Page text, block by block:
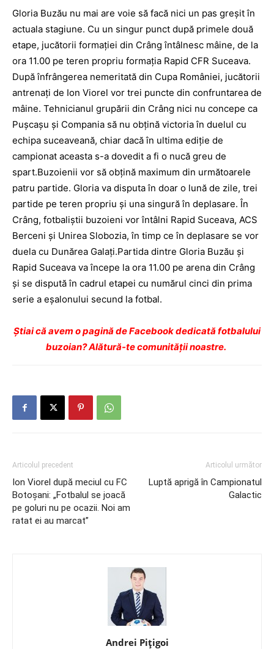
Gloria Buzău nu mai are voie să facă nici un pas greşit în
actuala stagiune. Cu un singur punct după primele două
etape, jucătorii formaţiei din Crâng întâlnesc mâine, de la
ora 11.00 pe teren propriu formaţia Rapid CFR Suceava.
După înfrângerea nemeritată din Cupa României, jucătorii
antrenaţi de Ion Viorel vor trei puncte din confruntarea de
mâine. Tehnicianul grupării din Crâng nici nu concepe ca
Puşcaşu şi Compania să nu obţină victoria în duelul cu
echipa suceaveană, chiar dacă în ultima ediţie de
campionat aceasta s-a dovedit a fi o nucă greu de
spart.Buzoienii vor să obţină maximum din următoarele
patru partide. Gloria va disputa în doar o lună de zile, trei
partide pe teren propriu şi una singură în deplasare. În
Crâng, fotbaliştii buzoieni vor întâlni Rapid Suceava, ACS
Berceni şi Unirea Slobozia, în timp ce în deplasare se vor
duela cu Dunărea Galaţi.Partida dintre Gloria Buzău şi
Rapid Suceava va începe la ora 11.00 pe arena din Crâng
şi se dispută în cadrul etapei cu numărul cinci din prima
serie a eşalonului secund la fotbal.
Ştiai că avem o pagină de Facebook dedicată fotbalului
buzoian? Alătură-te comunității noastre.
Articolul precedent
Ion Viorel după meciul cu FC
Botoşani: „Fotbalul se joacă
pe goluri nu pe ocazii. Noi am
ratat ei au marcat”
Articolul următor
Luptă aprigă în Campionatul
Galactic
Andrei Pițigoi